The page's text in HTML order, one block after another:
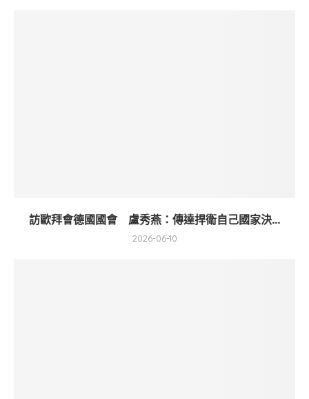
訪歐拜會德國國會 盧秀燕：傳達捍衛自己國家決...
2026-06-10